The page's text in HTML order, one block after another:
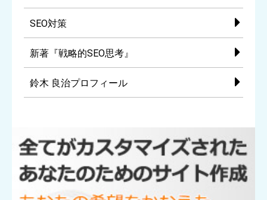
SEO対策
新著『戦略的SEO思考』
鈴木 良治プロフィール